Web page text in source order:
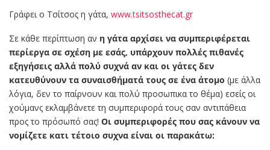
Γράφει ο Τσίτσος η γάτα, www.tsitsosthecat.gr
Σε κάθε περίπτωση αν η γάτα αρχίσει να συμπεριφέρεται
περίεργα σε σχέση με εσάς, υπάρχουν πολλές πιθανές
εξηγήσεις αλλά πολύ συχνά αν και οι γάτες δεν
κατευθύνουν τα συναισθήματά τους σε ένα άτομο (με άλλα
λόγια, δεν το παίρνουν και πολύ προσωπικα το θέμα) εσείς οι
χούμανς εκλαμβάνετε τη συμπεριφορά τους σαν αντιπάθεια
προς το πρόσωπό σας! Οι συμπεριφορές που σας κάνουν να
νομίζετε κατι τέτοιο συχνα είναι οι παρακάτω: